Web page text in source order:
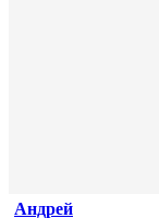
Андрей